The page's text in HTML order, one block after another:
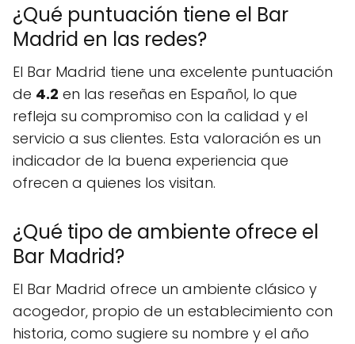
¿Qué puntuación tiene el Bar
Madrid en las redes?
El Bar Madrid tiene una excelente puntuación
de 4.2 en las reseñas en Español, lo que
refleja su compromiso con la calidad y el
servicio a sus clientes. Esta valoración es un
indicador de la buena experiencia que
ofrecen a quienes los visitan.
¿Qué tipo de ambiente ofrece el
Bar Madrid?
El Bar Madrid ofrece un ambiente clásico y
acogedor, propio de un establecimiento con
historia, como sugiere su nombre y el año